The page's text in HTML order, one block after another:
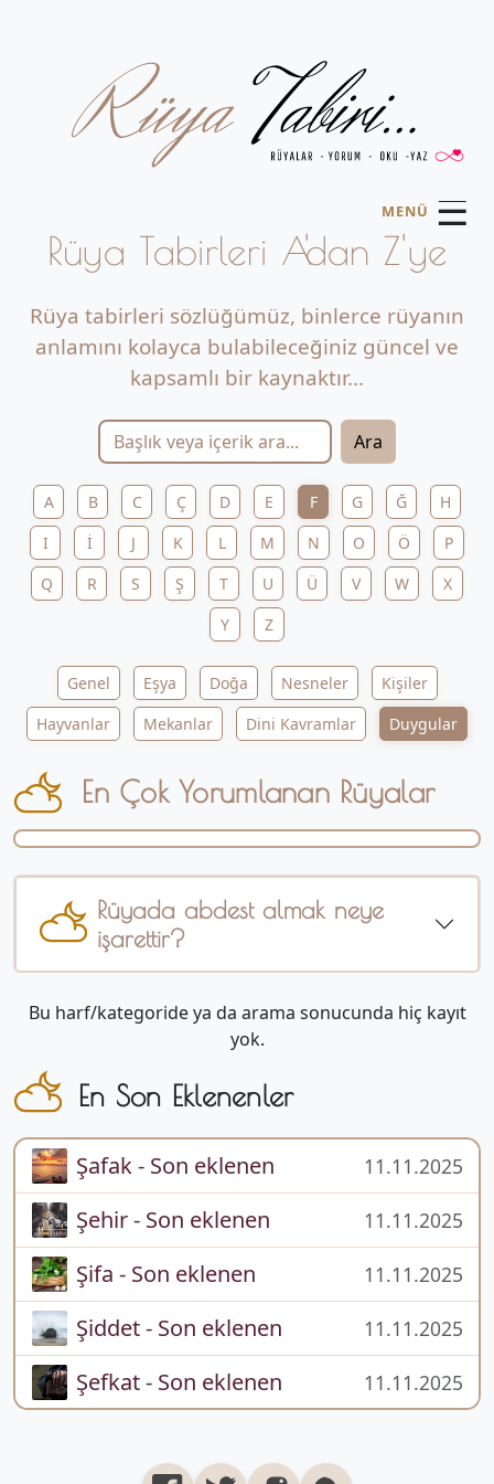
MENÜ ☰
Rüya Tabirleri A'dan Z'ye
Rüya tabirleri sözlüğümüz, binlerce rüyanın
anlamını kolayca bulabileceğiniz güncel ve
kapsamlı bir kaynaktır...
Ara
A B C Ç D E F G Ğ
H
I
İ J K L M N O Ö
P
Q
R S Ş T U Ü V W
X
Y
Z
Genel Eşya Doğa Nesneler
Kişiler
Hayvanlar
Mekanlar Dini Kavramlar Duygular
En Çok Yorumlanan Rüyalar
Rüyada abdest almak neye
işarettir?
Bu harf/kategoride ya da arama sonucunda hiç kayıt
yok.
En Son Eklenenler
Şafak - Son eklenen 11.11.2025
Şehir - Son eklenen 11.11.2025
Şifa - Son eklenen 11.11.2025
Şiddet - Son eklenen 11.11.2025
Şefkat - Son eklenen 11.11.2025